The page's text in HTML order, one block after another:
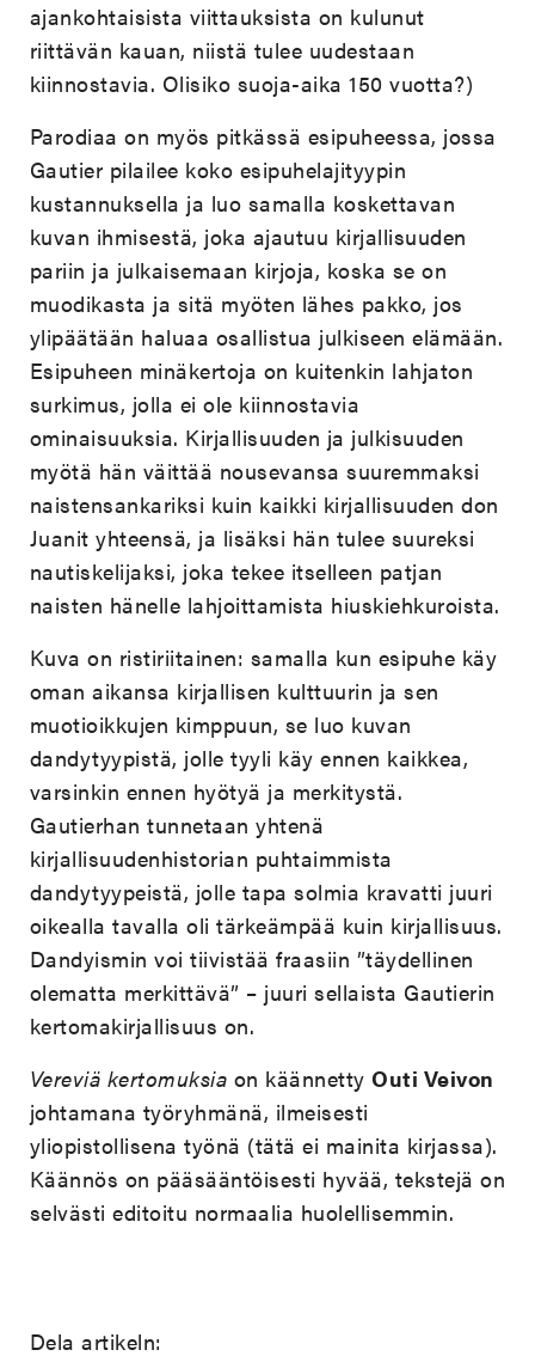
ajankohtaisista viittauksista on kulunut
riittävän kauan, niistä tulee uudestaan
kiinnostavia. Olisiko suoja-aika 150 vuotta?)
Parodiaa on myös pitkässä esipuheessa, jossa
Gautier pilailee koko esipuhelajityypin
kustannuksella ja luo samalla koskettavan
kuvan ihmisestä, joka ajautuu kirjallisuuden
pariin ja julkaisemaan kirjoja, koska se on
muodikasta ja sitä myöten lähes pakko, jos
ylipäätään haluaa osallistua julkiseen elämään.
Esipuheen minäkertoja on kuitenkin lahjaton
surkimus, jolla ei ole kiinnostavia
ominaisuuksia. Kirjallisuuden ja julkisuuden
myötä hän väittää nousevansa suuremmaksi
naistensankariksi kuin kaikki kirjallisuuden don
Juanit yhteensä, ja lisäksi hän tulee suureksi
nautiskelijaksi, joka tekee itselleen patjan
naisten hänelle lahjoittamista hiuskiehkuroista.
Kuva on ristiriitainen: samalla kun esipuhe käy
oman aikansa kirjallisen kulttuurin ja sen
muotioikkujen kimppuun, se luo kuvan
dandytyypistä, jolle tyyli käy ennen kaikkea,
varsinkin ennen hyötyä ja merkitystä.
Gautierhan tunnetaan yhtenä
kirjallisuudenhistorian puhtaimmista
dandytyypeistä, jolle tapa solmia kravatti juuri
oikealla tavalla oli tärkeämpää kuin kirjallisuus.
Dandyismin voi tiivistää fraasiin ”täydellinen
olematta merkittävä” – juuri sellaista Gautierin
kertomakirjallisuus on.
Vereviä kertomuksia on käännettyOuti Veivon
johtamana työryhmänä, ilmeisesti
yliopistollisena työnä (tätä ei mainita kirjassa).
Käännös on pääsääntöisesti hyvää, tekstejä on
selvästi editoitu normaalia huolellisemmin.
Dela artikeln: